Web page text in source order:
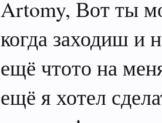
Artomy, Вот ты
когда заходиш и
ещё чтото на
ещё я хотел